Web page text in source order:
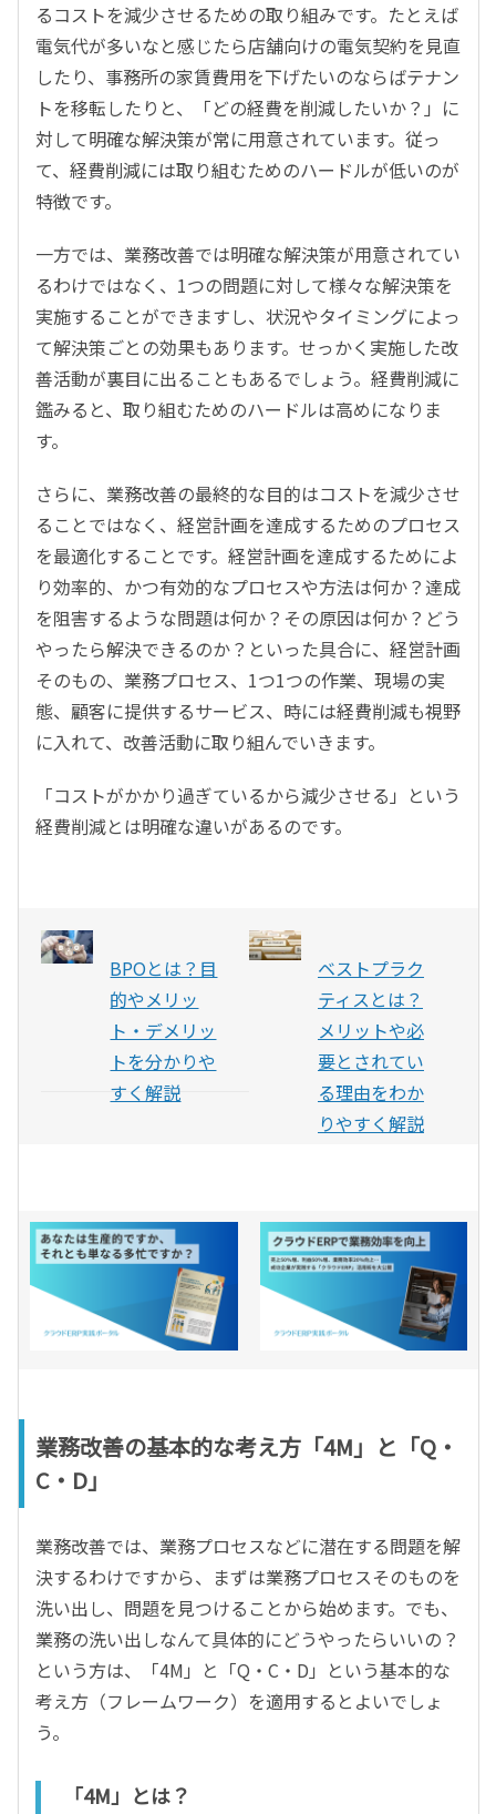
るコストを減少させるための取り組みです。たとえば
電気代が多いなと感じたら店舗向けの電気契約を見直
したり、事務所の家賃費用を下げたいのならばテナン
トを移転したりと、「どの経費を削減したいか？」に
対して明確な解決策が常に用意されています。従っ
て、経費削減には取り組むためのハードルが低いのが
特徴です。
一方では、業務改善では明確な解決策が用意されてい
るわけではなく、1つの問題に対して様々な解決策を
実施することができますし、状況やタイミングによっ
て解決策ごとの効果もあります。せっかく実施した改
善活動が裏目に出ることもあるでしょう。経費削減に
鑑みると、取り組むためのハードルは高めになりま
す。
さらに、業務改善の最終的な目的はコストを減少させ
ることではなく、経営計画を達成するためのプロセス
を最適化することです。経営計画を達成するためによ
り効率的、かつ有効的なプロセスや方法は何か？達成
を阻害するような問題は何か？その原因は何か？どう
やったら解決できるのか？といった具合に、経営計画
そのもの、業務プロセス、1つ1つの作業、現場の実
態、顧客に提供するサービス、時には経費削減も視野
に入れて、改善活動に取り組んでいきます。
「コストがかかり過ぎているから減少させる」という
経費削減とは明確な違いがあるのです。
BPOとは？目
的やメリッ
ト・デメリッ
トを分かりや
すく解説
ベストプラク
ティスとは？
メリットや必
要とされてい
る理由をわか
りやすく解説
業務改善の基本的な考え方「4M」と「Q・
C・D」
業務改善では、業務プロセスなどに潜在する問題を解
決するわけですから、まずは業務プロセスそのものを
洗い出し、問題を見つけることから始めます。でも、
業務の洗い出しなんて具体的にどうやったらいいの？
という方は、「4M」と「Q・C・D」という基本的な
考え方（フレームワーク）を適用するとよいでしょ
う。
「4M」とは？